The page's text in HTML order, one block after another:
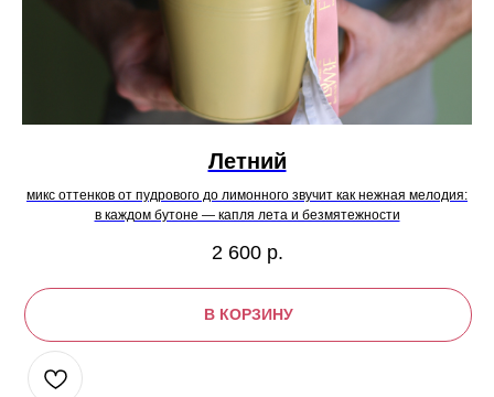
Летний
микс оттенков от пудрового до лимонного звучит как нежная мелодия:
в каждом бутоне — капля лета и безмятежности
2 600 р.
В КОРЗИНУ